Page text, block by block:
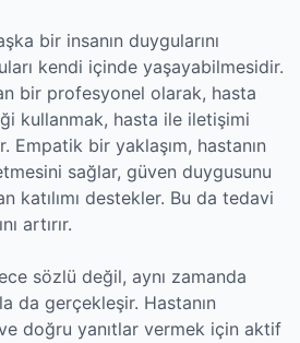
bir insanın duygularını
kendi içinde yaşayabilmesidir.
bir profesyonel olarak, hasta
kullanmak, hasta ile iletişimi
Empatik bir yaklaşım, hastanın
sağlar, güven duygusunu
katılımı destekler. Bu da tedavi
artırır.
sözlü değil, aynı zamanda
da gerçekleşir. Hastanın
doğru yanıtlar vermek için aktif